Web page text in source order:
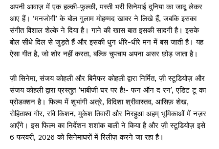
अपनी आवाज़ में एक हल्की-फुल्की, मस्ती भरी सिनेमाई दुनिया का जादू लेकर
आए हैं। ‘मनजोगी’ के बोल गुलाम मोहम्मद खावर ने लिखे हैं, जबकि इसका
संगीत विशाल शेल्के ने दिया है। गाने की खास बात इसकी सादगी है। इसके
बोल सीधे दिल से जुड़ते हैं और इसकी धुन धीरे-धीरे मन में बस जाती है। यह
ऐसा गीत है, जो शोर नहीं करता, बल्कि चुपचाप अपना असर छोड़ जाता है।
ज़ी सिनेमा, संजय कोहली और बिनैफर कोहली द्वारा निर्मित, ज़ी स्टूडियोज़ और
संजय कोहली द्वारा प्रस्तुत ‘भाबीजी घर पर हैं!- फन ऑन द रन’, एडिट टू का
प्रोडक्शन है। फिल्म में शुभांगी अत्रे, विदिशा श्रीवास्तव, आसिफ़ शेख,
रोहिताश्व गौर, रवि किशन, मुकेश तिवारी और निरहुआ अहम् भूमिकाओं में नज़र
आएँगे। इस फिल्म का निर्देशन शशांक बाली ने किया है और ज़ी स्टूडियोज़ इसे
6 फरवरी, 2026 को सिनेमाघरों में रिलीज़ करने जा रहा है।